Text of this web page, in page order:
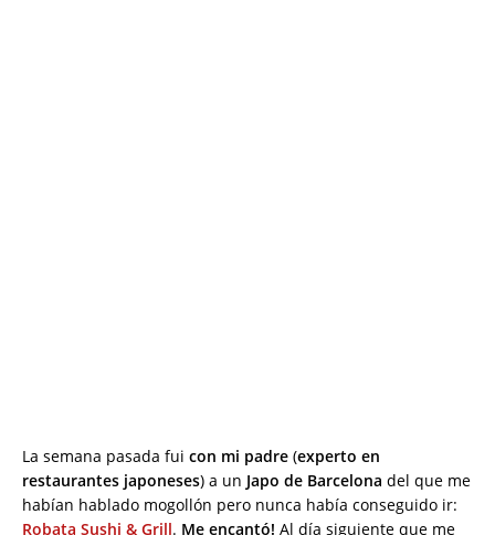
La semana pasada fui con mi padre (experto en
restaurantes japoneses) a un Japo de Barcelona del que me
habían hablado mogollón pero nunca había conseguido ir:
Robata Sushi & Grill. Me encantó! Al día siguiente que me